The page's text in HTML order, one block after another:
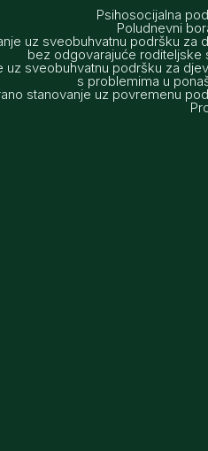
Psihosocijalna
Poludnevni
uz sveobuhvatnu podršku za
bez odgovarajuće roditeljske
uz sveobuhvatnu podršku za
s problemima u
stanovanje uz povremenu